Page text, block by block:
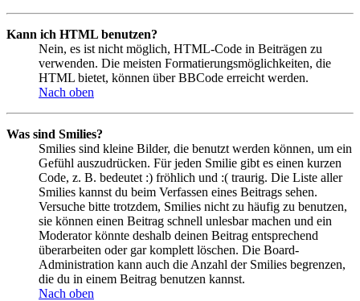
Kann ich HTML benutzen?
Nein, es ist nicht möglich, HTML-Code in Beiträgen zu
verwenden. Die meisten Formatierungsmöglichkeiten, die
HTML bietet, können über BBCode erreicht werden.
Nach oben
Was sind Smilies?
Smilies sind kleine Bilder, die benutzt werden können, um ein
Gefühl auszudrücken. Für jeden Smilie gibt es einen kurzen
Code, z. B. bedeutet :) fröhlich und :( traurig. Die Liste aller
Smilies kannst du beim Verfassen eines Beitrags sehen.
Versuche bitte trotzdem, Smilies nicht zu häufig zu benutzen,
sie können einen Beitrag schnell unlesbar machen und ein
Moderator könnte deshalb deinen Beitrag entsprechend
überarbeiten oder gar komplett löschen. Die Board-
Administration kann auch die Anzahl der Smilies begrenzen,
die du in einem Beitrag benutzen kannst.
Nach oben